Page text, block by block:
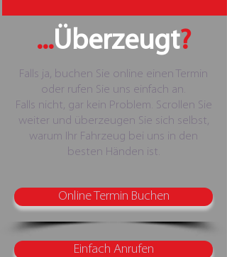
...Überzeugt?
Falls ja, buchen Sie online einen Termin
oder rufen Sie uns einfach an.
Falls nicht, gar kein Problem. Scrollen Sie
weiter und überzeugen Sie sich selbst,
warum Ihr Fahrzeug bei uns in den
besten Händen ist.
Online Termin Buchen
Einfach Anrufen